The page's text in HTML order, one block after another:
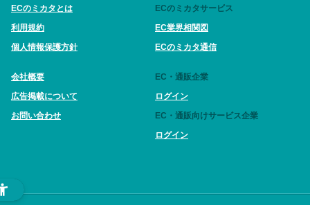
ECのミカタとは
利用規約
個人情報保護方針
会社概要
広告掲載について
お問い合わせ
ECのミカタサービス
EC業界相関図
ECのミカタ通信
EC・通販企業
ログイン
EC・通販向けサービス企業
ログイン